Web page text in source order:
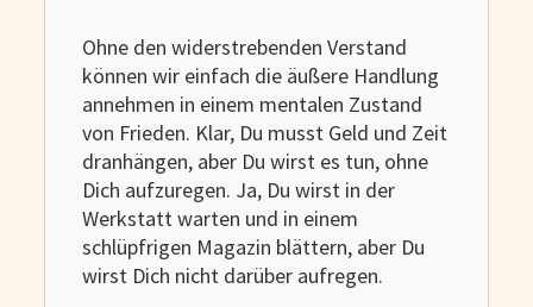
Ohne den widerstrebenden Verstand
können wir einfach die äußere Handlung
annehmen in einem mentalen Zustand
von Frieden. Klar, Du musst Geld und Zeit
dranhängen, aber Du wirst es tun, ohne
Dich aufzuregen. Ja, Du wirst in der
Werkstatt warten und in einem
schlüpfrigen Magazin blättern, aber Du
wirst Dich nicht darüber aufregen.